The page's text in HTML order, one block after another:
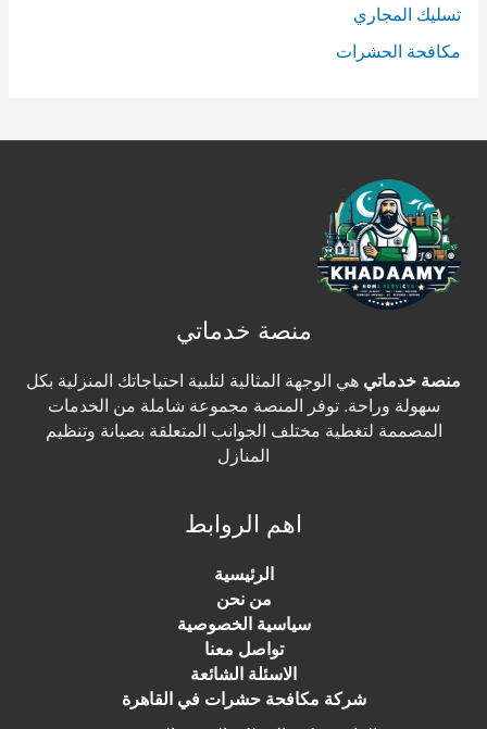
تسليك المجاري
مكافحة الحشرات
منصة خدماتي
منصة خدماتي هي الوجهة المثالية لتلبية احتياجاتك المنزلية بكل
سهولة وراحة. توفر المنصة مجموعة شاملة من الخدمات
المصممة لتغطية مختلف الجوانب المتعلقة بصيانة وتنظيم
المنازل
اهم الروابط
الرئيسية
من نحن
سياسية الخصوصية
تواصل معنا
الاسئلة الشائعة
شركة مكافحة حشرات في القاهرة